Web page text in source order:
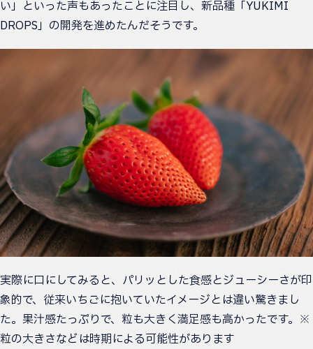
い」といった声もあったことに注目し、新品種「YUKIMI
DROPS」の開発を進めたんだそうです。
実際に口にしてみると、パリッとした食感とジューシーさが印
象的で、従来いちごに抱いていたイメージとは違い驚きまし
た。果汁感たっぷりで、粒も大きく満足感も高かったです。※
粒の大きさなどは時期による可能性があります